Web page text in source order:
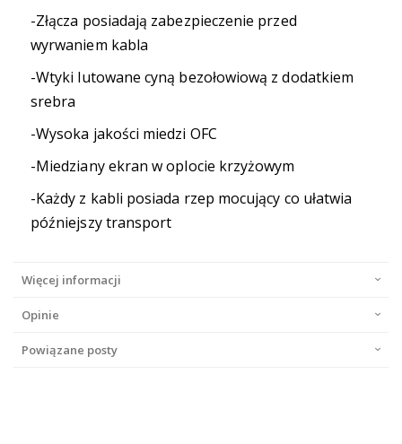
-Złącza posiadają zabezpieczenie przed
wyrwaniem kabla
-Wtyki lutowane cyną bezołowiową z dodatkiem
srebra
-Wysoka jakości miedzi OFC
-Miedziany ekran w oplocie krzyżowym
-Każdy z kabli posiada rzep mocujący co ułatwia
późniejszy transport
Więcej informacji
Opinie
Powiązane posty